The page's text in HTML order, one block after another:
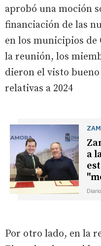
aprobó una moción
financiación de las
en los municipios de
la reunión, los
dieron el visto
relativas a 2024
a
Por otro lado, en la